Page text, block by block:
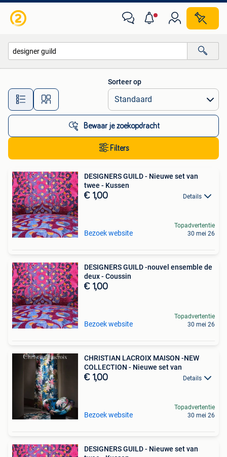
Alle afstanden…
Sorteer op
Bewaar je zoekopdracht
Filters
DESIGNERS GUILD - Nieuwe set van
twee - Kussen
€ 1,00 Details
Bezoek website
Topadvertentie
30 mei 26
DESIGNERS GUILD -nouvel ensemble de
deux - Coussin
€ 1,00
Bezoek website
Topadvertentie
30 mei 26
CHRISTIAN LACROIX MAISON -NEW
COLLECTION - Nieuwe set van
€ 1,00 Details
Bezoek website
Topadvertentie
30 mei 26
DESIGNERS GUILD - Nieuwe set van